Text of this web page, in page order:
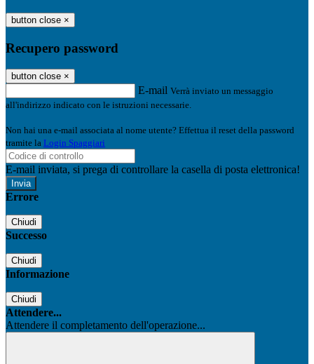
button close ×
Recupero password
button close ×
E-mail Verrà inviato un messaggio
all'indirizzo indicato con le istruzioni necessarie.
Non hai una e-mail associata al nome utente? Effettua il reset della password
tramite la Login Spaggiari
E-mail inviata, si prega di controllare la casella di posta elettronica!
Errore
Chiudi
Successo
Chiudi
Informazione
Chiudi
Attendere...
Attendere il completamento dell'operazione...